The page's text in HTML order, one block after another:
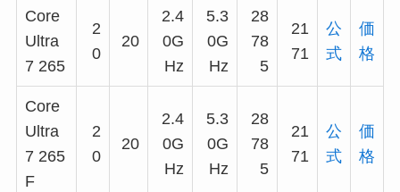
Core
Ultra
7 265
2
0
20
2.4
0G
Hz
5.3
0G
Hz
28
78
5
21
71
公
式
価
格
Core
Ultra
7 265
F
2
0
20
2.4
0G
Hz
5.3
0G
Hz
28
78
5
21
71
公
式
価
格